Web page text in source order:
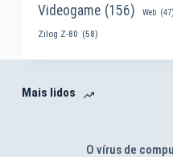
Videogame (156) Web (47)
Zilog Z-80 (58)
Mais lidos
O vírus de